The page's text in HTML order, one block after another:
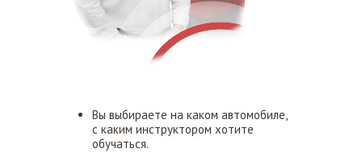
Вы выбираете на каком автомобиле,
с каким инструктором хотите
обучаться.